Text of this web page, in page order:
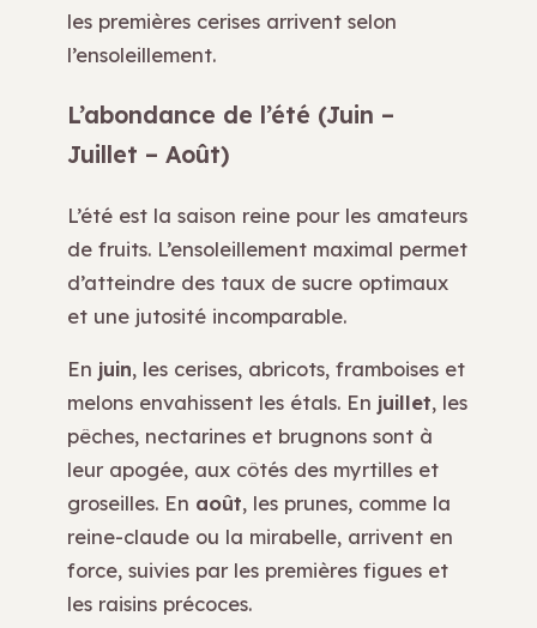
les premières cerises arrivent selon
l’ensoleillement.
L’abondance de l’été (Juin –
Juillet – Août)
L’été est la saison reine pour les amateurs
de fruits. L’ensoleillement maximal permet
d’atteindre des taux de sucre optimaux
et une jutosité incomparable.
En juin, les cerises, abricots, framboises et
melons envahissent les étals. En juillet, les
pêches, nectarines et brugnons sont à
leur apogée, aux côtés des myrtilles et
groseilles. En août, les prunes, comme la
reine-claude ou la mirabelle, arrivent en
force, suivies par les premières figues et
les raisins précoces.